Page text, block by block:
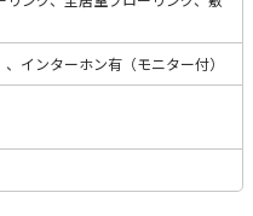
インターホン有（モニター付）